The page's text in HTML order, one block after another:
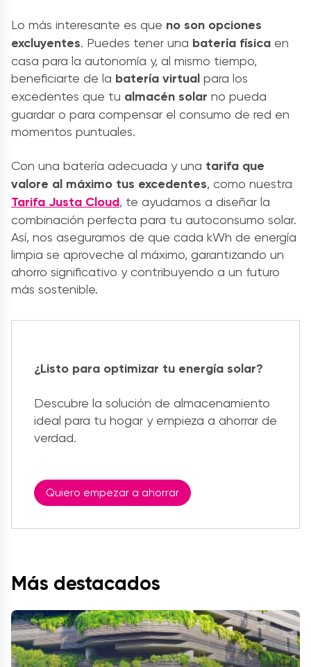
Lo más interesante es que no son opciones
excluyentes. Puedes tener una batería física en
casa para la autonomía y, al mismo tiempo,
beneficiarte de la batería virtual para los
excedentes que tu almacén solar no pueda
guardar o para compensar el consumo de red en
momentos puntuales.
Con una batería adecuada y una tarifa que
valore al máximo tus excedentes, como nuestra
Tarifa Justa Cloud, te ayudamos a diseñar la
combinación perfecta para tu autoconsumo solar.
Así, nos aseguramos de que cada kWh de energía
limpia se aproveche al máximo, garantizando un
ahorro significativo y contribuyendo a un futuro
más sostenible.
¿Listo para optimizar tu energía solar?
Descubre la solución de almacenamiento
ideal para tu hogar y empieza a ahorrar de
verdad.
Quiero empezar a ahorrar
Más destacados